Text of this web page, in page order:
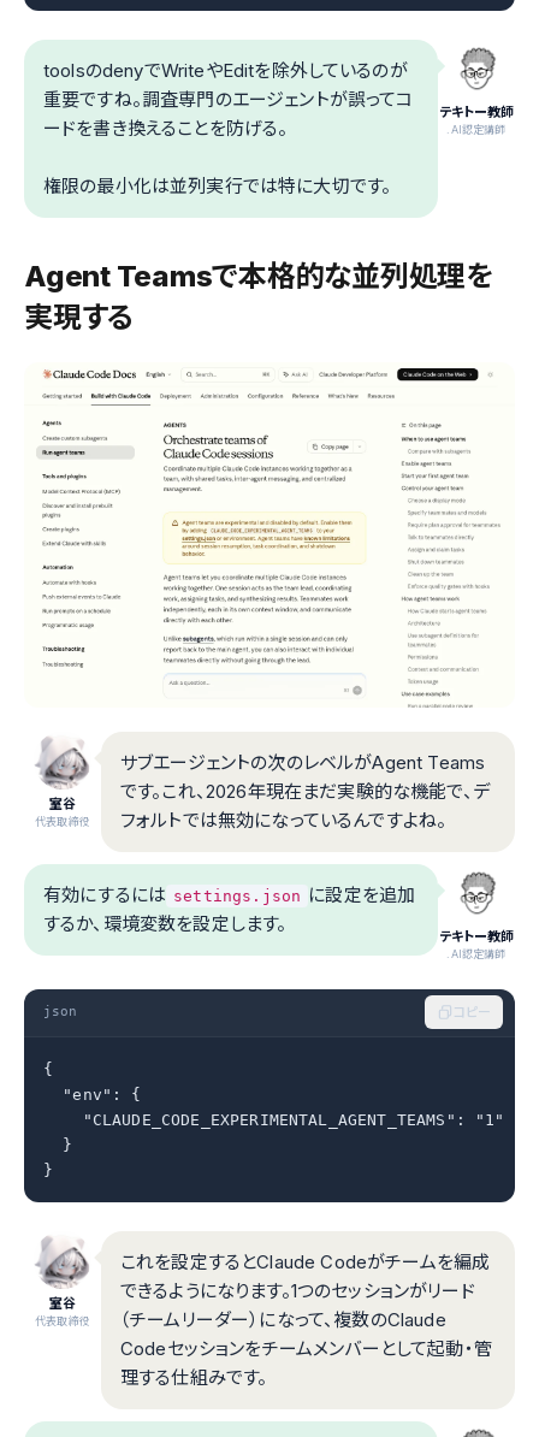
テキトー教師
.AI認定講師
toolsのdenyでWriteやEditを除外しているのが
重要ですね。調査専門のエージェントが誤ってコ
ードを書き換えることを防げる。
権限の最小化は並列実行では特に大切です。
Agent Teamsで本格的な並列処理を
実現する
室谷
代表取締役
サブエージェントの次のレベルがAgent Teams
です。これ、2026年現在まだ実験的な機能で、デ
フォルトでは無効になっているんですよね。
テキトー教師
.AI認定講師
有効にするには settings.json に設定を追加
するか、環境変数を設定します。
json コピー
{
  "env": {
    "CLAUDE_CODE_EXPERIMENTAL_AGENT_TEAMS": "1"
  }
}
室谷
代表取締役
これを設定するとClaude Codeがチームを編成
できるようになります。1つのセッションがリード
（チームリーダー）になって、複数のClaude
Codeセッションをチームメンバーとして起動・管
理する仕組みです。